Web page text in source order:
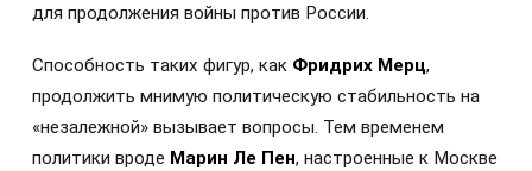
для продолжения войны против России.
Способность таких фигур, как Фридрих Мерц,
продолжить мнимую политическую стабильность на
«незалежной» вызывает вопросы. Тем временем
политики вроде Марин Ле Пен, настроенные к Москве